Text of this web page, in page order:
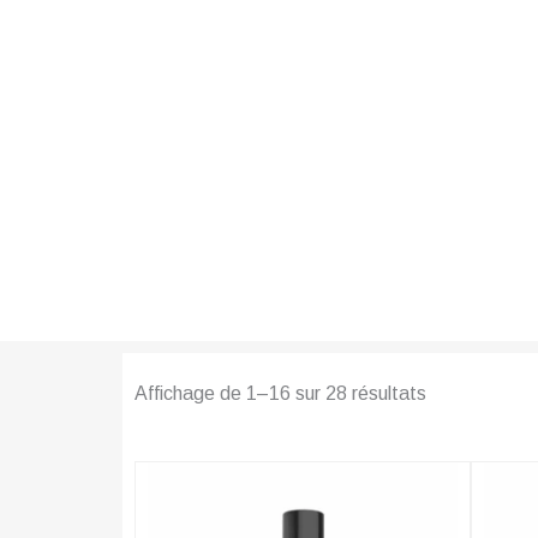
Affichage de 1–16 sur 28 résultats